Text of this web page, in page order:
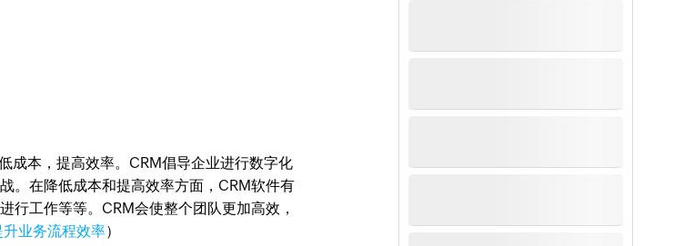
本，提高效率。CRM倡导企业进行数字化
。在降低成本和提高效率方面，CRM软件有
行工作等等。CRM会使整个团队更加高效，
升业务流程效率）